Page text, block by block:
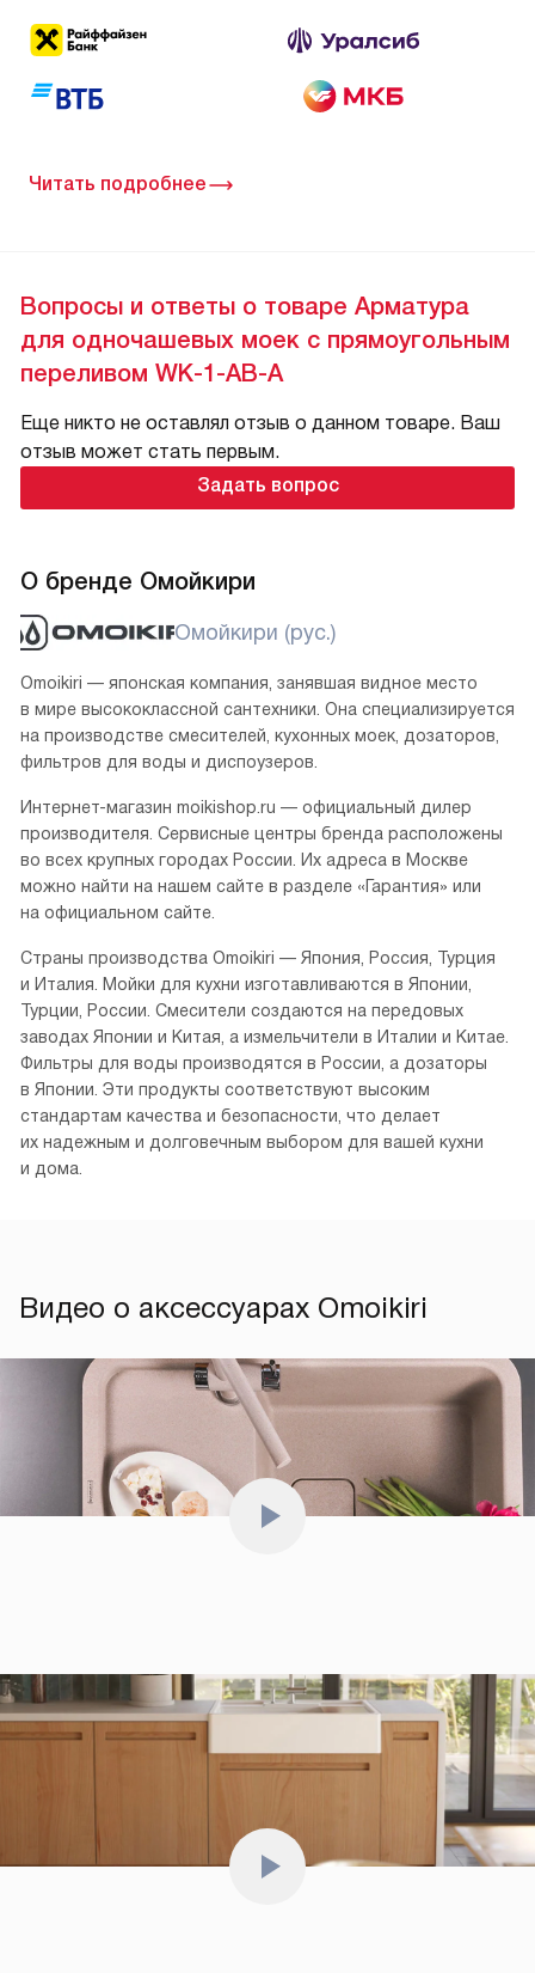
Читать подробнее
Вопросы и ответы о товаре Арматура
для одночашевых моек с прямоугольным
переливом WK-1-AB-A
Еще никто не оставлял отзыв о данном товаре. Ваш
отзыв может стать первым.
Задать вопрос
О бренде Омойкири
Омойкири (рус.)
Omoikiri — японская компания, занявшая видное место
в мире высококлассной сантехники. Она специализируется
на производстве смесителей, кухонных моек, дозаторов,
фильтров для воды и диспоузеров.
Интернет-магазин moikishop.ru — официальный дилер
производителя. Сервисные центры бренда расположены
во всех крупных городах России. Их адреса в Москве
можно найти на нашем сайте в разделе «Гарантия» или
на официальном сайте.
Страны производства Omoikiri — Япония, Россия, Турция
и Италия. Мойки для кухни изготавливаются в Японии,
Турции, России. Смесители создаются на передовых
заводах Японии и Китая, а измельчители в Италии и Китае.
Фильтры для воды производятся в России, а дозаторы
в Японии. Эти продукты соответствуют высоким
стандартам качества и безопасности, что делает
их надежным и долговечным выбором для вашей кухни
и дома.
Видео о аксессуарах Omoikiri